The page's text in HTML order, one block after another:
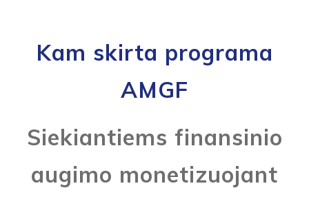
Kam skirta programa
AMGF
Siekiantiems finansinio
augimo monetizuojant